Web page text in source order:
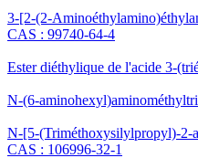
3-[2-(2-
CAS : 99740-64-4
Ester diéthylique de l'acide 3-
N-(6-
N-[5-(Triméthoxysilylpropyl)-2-
CAS : 106996-32-1